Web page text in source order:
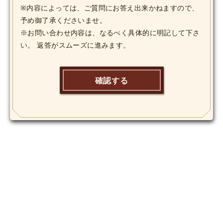
※内容によっては、ご質問にお答え出来かねますので、
予め御了承くださいませ。
※お問い合わせ内容は、なるべく具体的に明記して下さ
い。 返答がスムーズに進みます。
確認する